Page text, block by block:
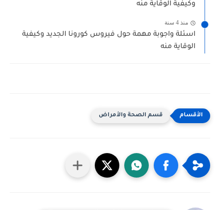
وكيفية الوقاية منه
منذ 4 سنة
اسئلة واجوبة مهمة حول فيروس كورونا الجديد وكيفية
الوقاية منه
قسم الصحة والأمراض